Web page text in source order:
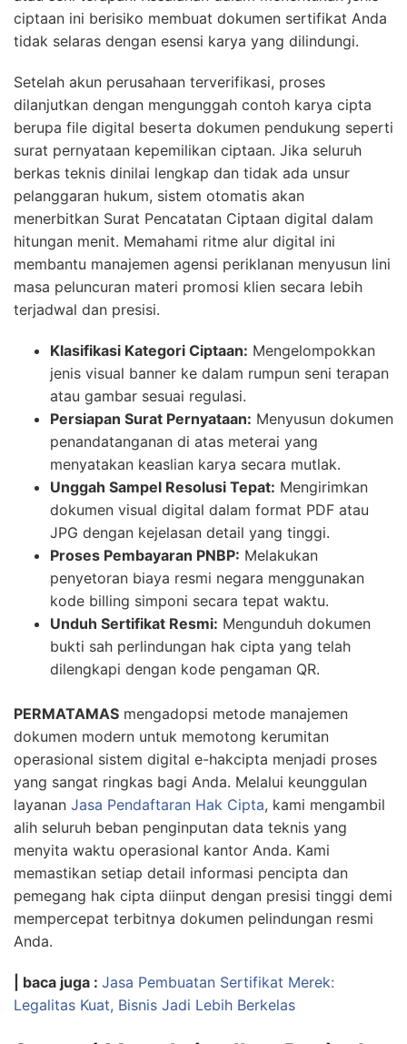
ciptaan ini berisiko membuat dokumen sertifikat Anda
tidak selaras dengan esensi karya yang dilindungi.
Setelah akun perusahaan terverifikasi, proses
dilanjutkan dengan mengunggah contoh karya cipta
berupa file digital beserta dokumen pendukung seperti
surat pernyataan kepemilikan ciptaan. Jika seluruh
berkas teknis dinilai lengkap dan tidak ada unsur
pelanggaran hukum, sistem otomatis akan
menerbitkan Surat Pencatatan Ciptaan digital dalam
hitungan menit. Memahami ritme alur digital ini
membantu manajemen agensi periklanan menyusun lini
masa peluncuran materi promosi klien secara lebih
terjadwal dan presisi.
Klasifikasi Kategori Ciptaan: Mengelompokkan
jenis visual banner ke dalam rumpun seni terapan
atau gambar sesuai regulasi.
Persiapan Surat Pernyataan: Menyusun dokumen
penandatanganan di atas meterai yang
menyatakan keaslian karya secara mutlak.
Unggah Sampel Resolusi Tepat: Mengirimkan
dokumen visual digital dalam format PDF atau
JPG dengan kejelasan detail yang tinggi.
Proses Pembayaran PNBP: Melakukan
penyetoran biaya resmi negara menggunakan
kode billing simponi secara tepat waktu.
Unduh Sertifikat Resmi: Mengunduh dokumen
bukti sah perlindungan hak cipta yang telah
dilengkapi dengan kode pengaman QR.
PERMATAMAS mengadopsi metode manajemen
dokumen modern untuk memotong kerumitan
operasional sistem digital e-hakcipta menjadi proses
yang sangat ringkas bagi Anda. Melalui keunggulan
layanan Jasa Pendaftaran Hak Cipta, kami mengambil
alih seluruh beban penginputan data teknis yang
menyita waktu operasional kantor Anda. Kami
memastikan setiap detail informasi pencipta dan
pemegang hak cipta diinput dengan presisi tinggi demi
mempercepat terbitnya dokumen pelindungan resmi
Anda.
| baca juga : Jasa Pembuatan Sertifikat Merek:
Legalitas Kuat, Bisnis Jadi Lebih Berkelas